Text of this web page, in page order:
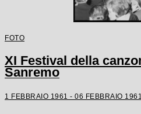
FOTO
XI Festival della
Sanremo
1 FEBBRAIO 1961 - 06 FEBBRAIO 1961